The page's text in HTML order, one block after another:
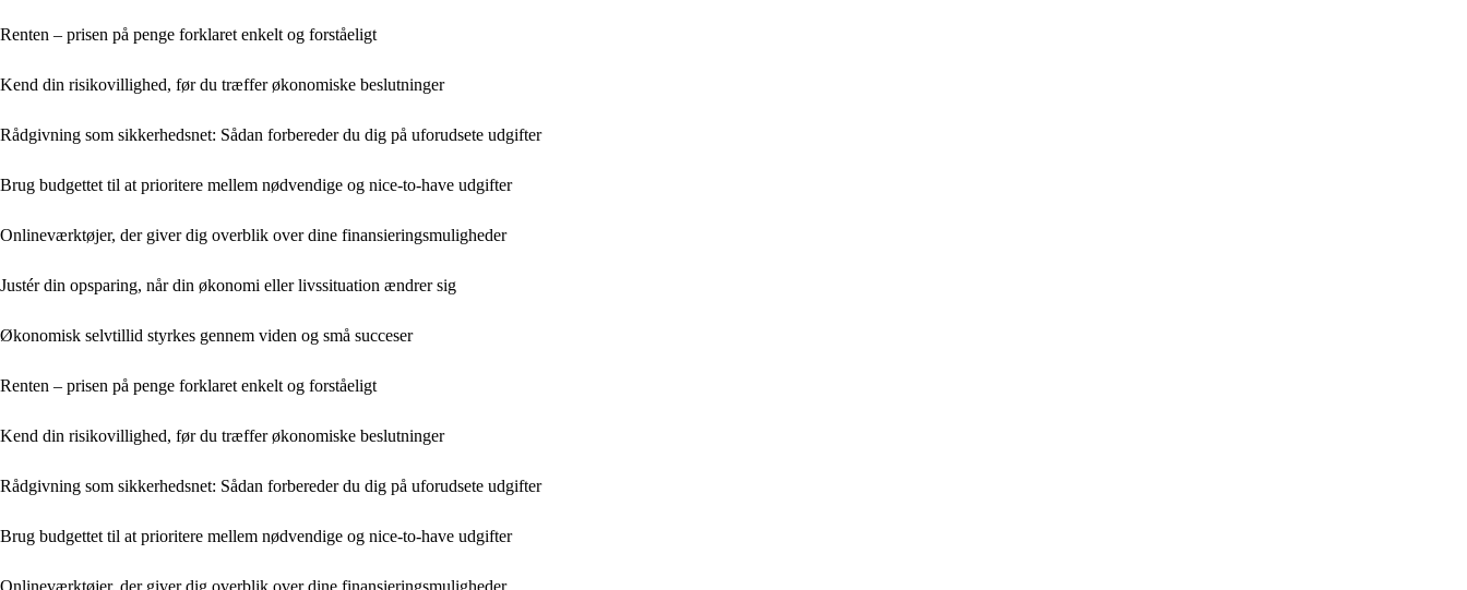
Renten – prisen på penge forklaret enkelt og forståeligt
Kend din risikovillighed, før du træffer økonomiske beslutninger
Rådgivning som sikkerhedsnet: Sådan forbereder du dig på uforudsete udgifter
Brug budgettet til at prioritere mellem nødvendige og nice-to-have udgifter
Onlineværktøjer, der giver dig overblik over dine finansieringsmuligheder
Justér din opsparing, når din økonomi eller livssituation ændrer sig
Økonomisk selvtillid styrkes gennem viden og små succeser
Renten – prisen på penge forklaret enkelt og forståeligt
Kend din risikovillighed, før du træffer økonomiske beslutninger
Rådgivning som sikkerhedsnet: Sådan forbereder du dig på uforudsete udgifter
Brug budgettet til at prioritere mellem nødvendige og nice-to-have udgifter